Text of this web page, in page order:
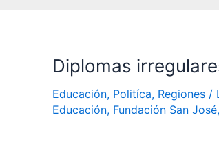
Diplomas
Educación, Politíca, Regiones/
Educación, Fundación San José,